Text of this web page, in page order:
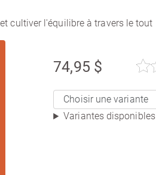
cultiver l'équilibre à travers le tout
74,95 $
Choisir une variante
Variantes disponibles